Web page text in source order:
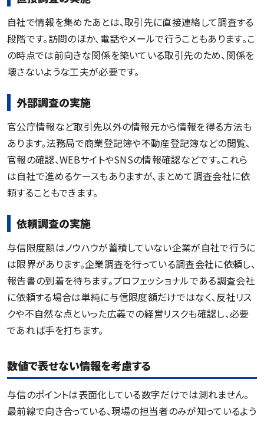
自社で情報を集めたあとは、取引先に直接連絡して調査する
段階です。訪問のほか、電話やメールで行うこともあります。こ
の時点では前向きな関係を築いている取引先のため、関係を
壊さないような工夫が必要です。
外部調査の実施
官公庁情報など取引先以外の情報元から情報を得る方法も
あります。法務局で商業登記簿や不動産登記簿などの閲覧、
官報の確認、WEBサイトやSNSの情報確認などです。これら
は自社で進めるケースもありますが、まとめて調査会社に依
頼することもできます。
依頼調査の実施
与信限度額はノウハウが蓄積していない企業が自社で行うに
は限界があります。企業調査を行っている調査会社に依頼し、
報告書の到着を待ちます。プロフェッショナルである調査会社
に依頼する場合は単純に与信限度額だけではなく、反社リス
クや不自然な点といった広義での経営リスクも確認し、必要
であれば手を打ちます。
数値で表せない情報を考慮する
与信のポイントは表面化している数字だけでは測れません。
最前線で向き合っている、現場の担当者のみが知っているよう